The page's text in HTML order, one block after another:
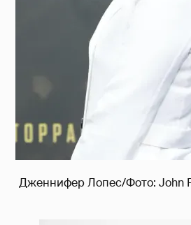
Дженнифер Лопес/Фото: John